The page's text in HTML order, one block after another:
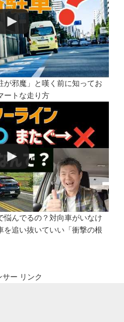
が邪魔」と嘆く前に知ってお
ートな走り方
悩んでるの？対向車がいなけ
を追い抜いていい「衝撃の根
サー リンク